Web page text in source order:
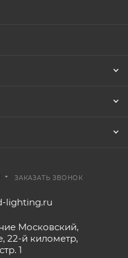
ЗАКАЗАТЬ ЗВОНОК
lighting.ru
Московский,
22-й километр,
1